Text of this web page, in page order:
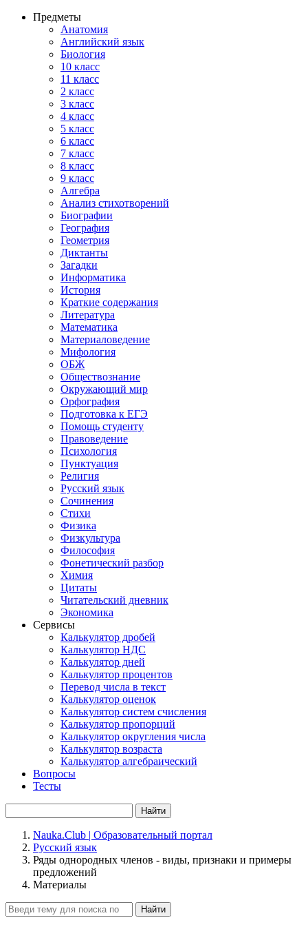
Предметы
Анатомия
Английский язык
Биология
10 класс
11 класс
2 класс
3 класс
4 класс
5 класс
6 класс
7 класс
8 класс
9 класс
Алгебра
Анализ стихотворений
Биографии
География
Геометрия
Диктанты
Загадки
Информатика
История
Краткие содержания
Литература
Математика
Материаловедение
Мифология
ОБЖ
Обществознание
Окружающий мир
Орфография
Подготовка к ЕГЭ
Помощь студенту
Правоведение
Психология
Пунктуация
Религия
Русский язык
Сочинения
Стихи
Физика
Физкультура
Философия
Фонетический разбор
Химия
Цитаты
Читательский дневник
Экономика
Сервисы
Калькулятор дробей
Калькулятор НДС
Калькулятор дней
Калькулятор процентов
Перевод числа в текст
Калькулятор оценок
Калькулятор систем счисления
Калькулятор пропорций
Калькулятор округления числа
Калькулятор возраста
Калькулятор алгебраический
Вопросы
Тесты
Найти
Nauka.Club | Образовательный портал
Русский язык
Ряды однородных членов - виды, признаки и примеры
предложений
Материалы
Найти